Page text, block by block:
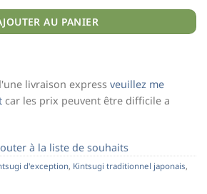
AU PANIER
livraison express veuillez me
car les prix peuvent être difficile a
à la liste de souhaits
d'exception, Kintsugi traditionnel japonais,